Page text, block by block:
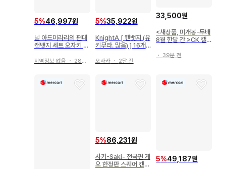
5%46,997원
닐 아드미라리의 편대
캔뱃지 세트 오자키 하
지역정보 없음 ・ 28일 전
5%35,922원
KnightA [ 캔뱃지 (유
키무라. 많음) ] 16개
오사카・ 2달 전
33,500원
<새상품, 미개봉-무배
8월 한달 간 >CK 캘
옷 5종 드로즈
・ 39분 전
5%86,231원
사키-Saki- 전국편 게
오 한정판 스퀘어 캔뱃
5%49,187원